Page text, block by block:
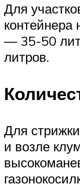
Для
контейнера
— 35-50
литров.
Для
и возле